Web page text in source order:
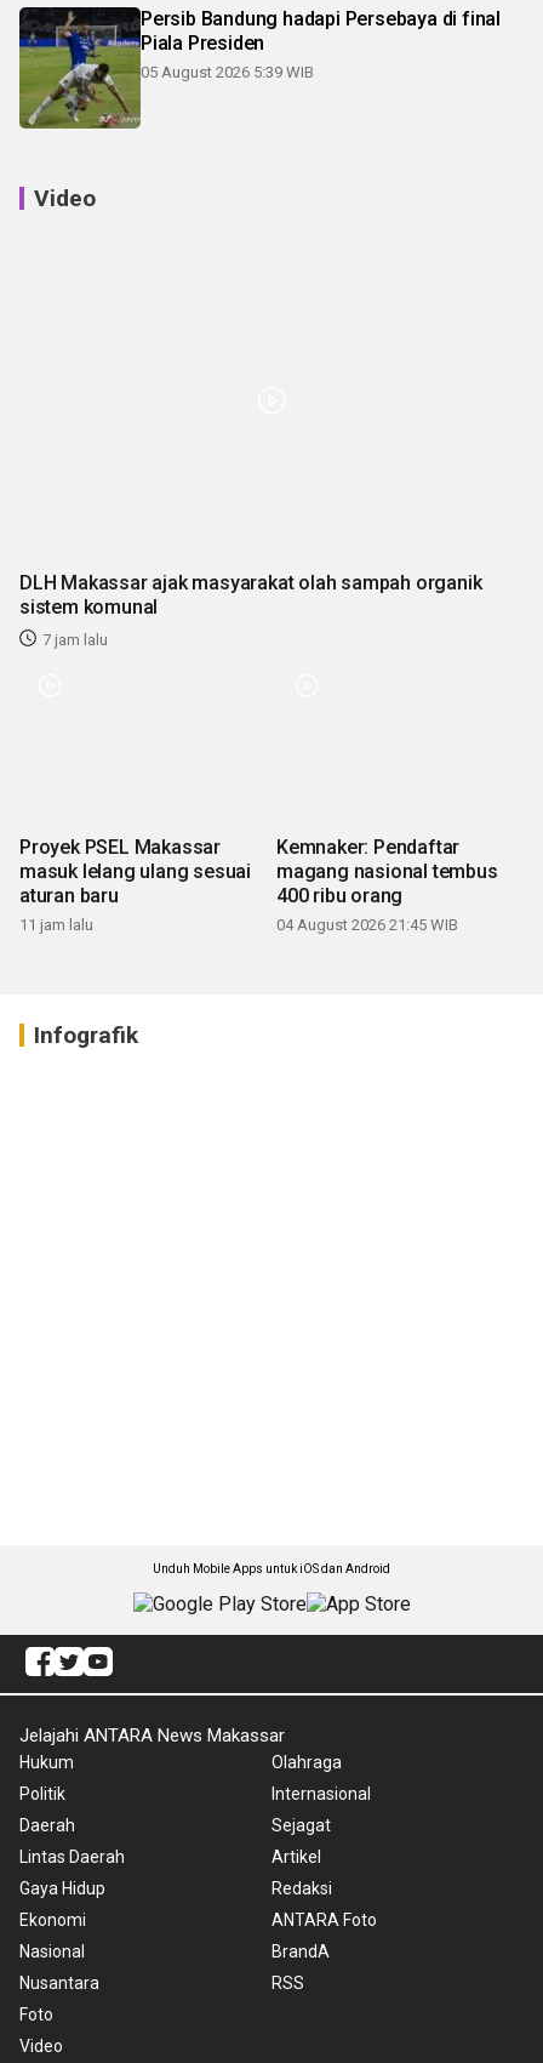
Persib Bandung hadapi Persebaya di final
Piala Presiden
05 August 2026 5:39 WIB
Video
DLH Makassar ajak masyarakat olah sampah organik
sistem komunal
7 jam lalu
Proyek PSEL Makassar
masuk lelang ulang sesuai
aturan baru
11 jam lalu
Kemnaker: Pendaftar
magang nasional tembus
400 ribu orang
04 August 2026 21:45 WIB
Infografik
Unduh Mobile Apps untuk iOS dan Android
Jelajahi ANTARA News Makassar
Hukum
Politik
Daerah
Lintas Daerah
Gaya Hidup
Ekonomi
Nasional
Nusantara
Foto
Video
Olahraga
Internasional
Sejagat
Artikel
Redaksi
ANTARA Foto
BrandA
RSS